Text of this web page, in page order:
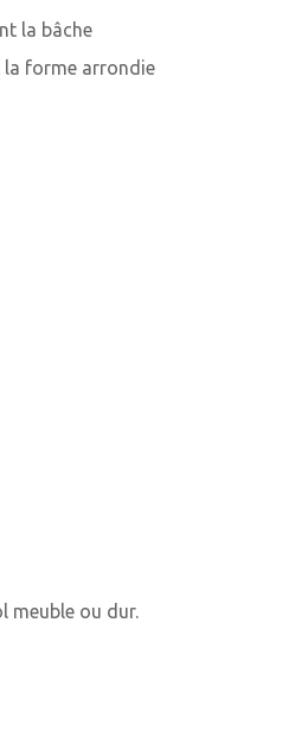
la bâche
la forme arrondie
meuble ou dur.